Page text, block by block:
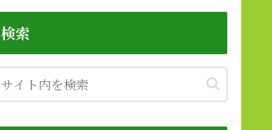
検索